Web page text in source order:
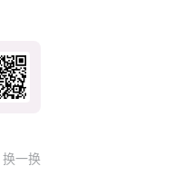
换一换